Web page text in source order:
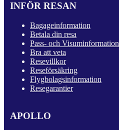
INFÖR RESAN
Bagageinformation
Betala din resa
Pass- och Visuminformation
Bra att veta
Resevillkor
Reseförsäkring
Flygbolagsinformation
Resegarantier
APOLLO